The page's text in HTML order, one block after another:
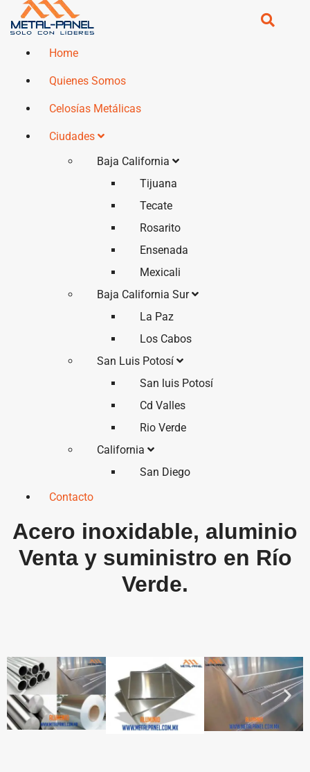
Home
Quienes Somos
Celosías Metálicas
Ciudades
Baja California
Tijuana
Tecate
Rosarito
Ensenada
Mexicali
Baja California Sur
La Paz
Los Cabos
San Luis Potosí
San luis Potosí
Cd Valles
Rio Verde
California
San Diego
Contacto
Acero inoxidable, aluminio
Venta y suministro en Río
Verde.